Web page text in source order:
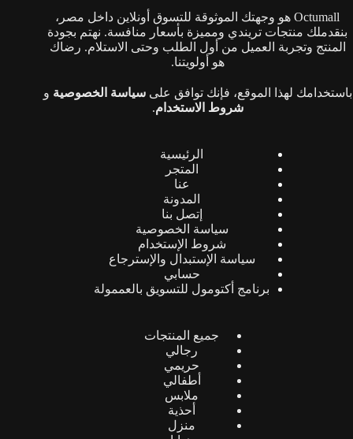
Octumall هو وجهتك الموثوقة للتسوق أونلاين داخل مصر،
بنقدملك منتجات تريندي ومميزة بأسعار منافسة. نهتم بجودة
المنتج وتجربة العميل من أول الطلب وحتى الاستلام. رضاك
هو أولويتنا.
باستخدامك لهذا الموقع، فإنك توافق علىسياسة الخصوصية و
شروط الاستخدام.
الرئيسية
المتجر
عنا
المدونة
إتصل بنا
سياسة الخصوصية
شروط الإستخدام
سياسة الإستبدال والإسترجاع
حسابي
برنامج أكتومول للتسويق بالعممولة
جميع المنتجات
رجالي
حريمي
أطفالي
ملابس
أحذية
منزل